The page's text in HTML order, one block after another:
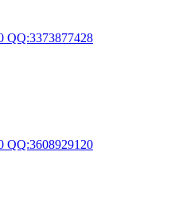
QQ:3373877428
QQ:3608929120